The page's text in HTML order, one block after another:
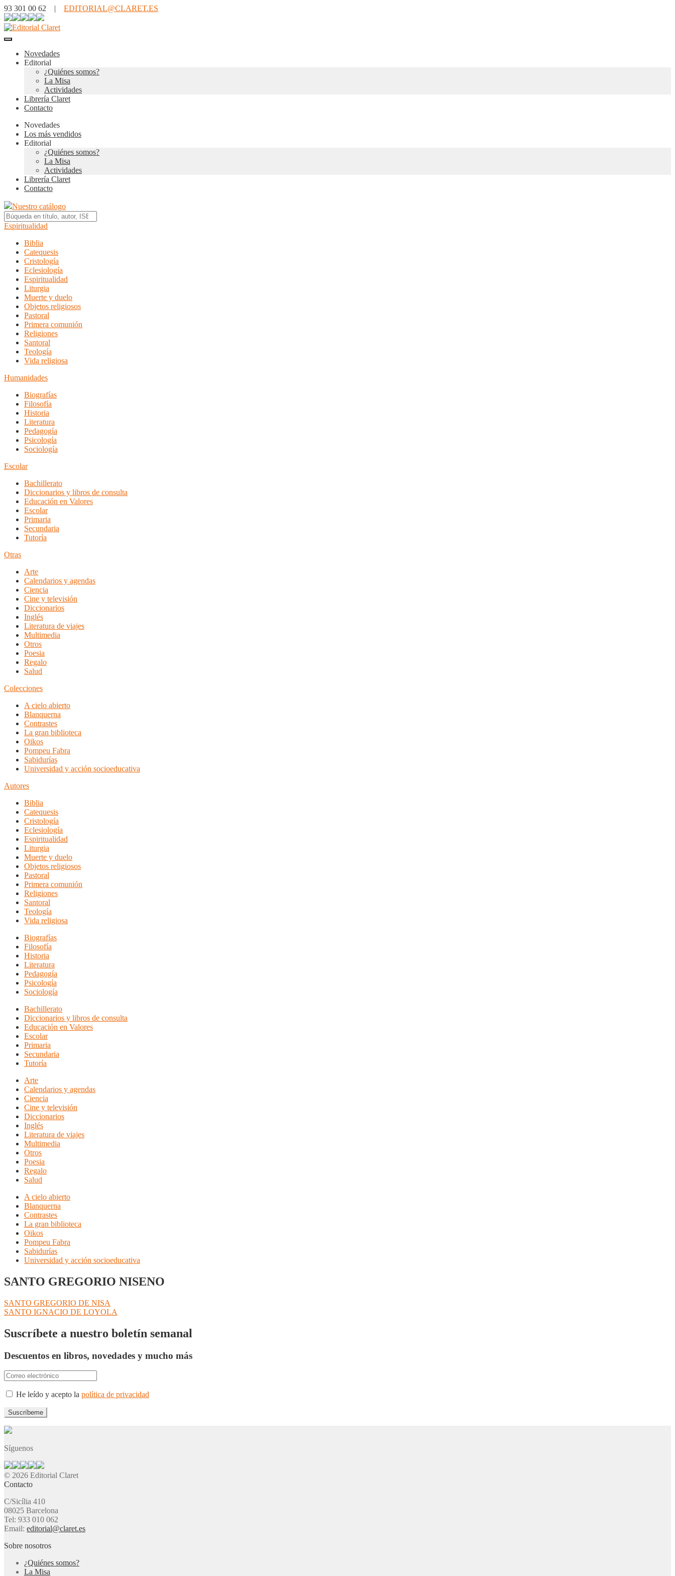
93 301 00 62 | EDITORIAL@CLARET.ES
Novedades
Editorial
¿Quiénes somos?
La Misa
Actividades
Librería Claret
Contacto
Novedades
Los más vendidos
Editorial
¿Quiénes somos?
La Misa
Actividades
Librería Claret
Contacto
Nuestro catálogo
Espiritualidad
Biblia
Catequesis
Cristología
Eclesiología
Espiritualidad
Liturgia
Muerte y duelo
Objetos religiosos
Pastoral
Primera comunión
Religiones
Santoral
Teología
Vida religiosa
Humanidades
Biografías
Filosofía
Historia
Literatura
Pedagogía
Psicología
Sociología
Escolar
Bachillerato
Diccionarios y libros de consulta
Educación en Valores
Escolar
Primaria
Secundaria
Tutoría
Otras
Arte
Calendarios y agendas
Ciencia
Cine y televisión
Diccionarios
Inglés
Literatura de viajes
Multimedia
Otros
Poesia
Regalo
Salud
Colecciones
A cielo abierto
Blanquerna
Contrastes
La gran biblioteca
Oikos
Pompeu Fabra
Sabidurías
Universidad y acción socioeducativa
Autores
Biblia
Catequesis
Cristología
Eclesiología
Espiritualidad
Liturgia
Muerte y duelo
Objetos religiosos
Pastoral
Primera comunión
Religiones
Santoral
Teología
Vida religiosa
Biografías
Filosofía
Historia
Literatura
Pedagogía
Psicología
Sociología
Bachillerato
Diccionarios y libros de consulta
Educación en Valores
Escolar
Primaria
Secundaria
Tutoría
Arte
Calendarios y agendas
Ciencia
Cine y televisión
Diccionarios
Inglés
Literatura de viajes
Multimedia
Otros
Poesia
Regalo
Salud
A cielo abierto
Blanquerna
Contrastes
La gran biblioteca
Oikos
Pompeu Fabra
Sabidurías
Universidad y acción socioeducativa
SANTO GREGORIO NISENO
Navegación
de
entradas
Anterior:
SANTO GREGORIO DE NISA
Siguiente:
SANTO IGNACIO DE LOYOLA
Suscríbete a nuestro boletín semanal
Descuentos en libros, novedades y mucho más
He leído y acepto la política de privacidad
Síguenos
© 2026 Editorial Claret
Contacto
C/Sicília 410
08025 Barcelona
Tel: 933 010 062
Email: editorial@claret.es
Sobre nosotros
¿Quiénes somos?
La Misa